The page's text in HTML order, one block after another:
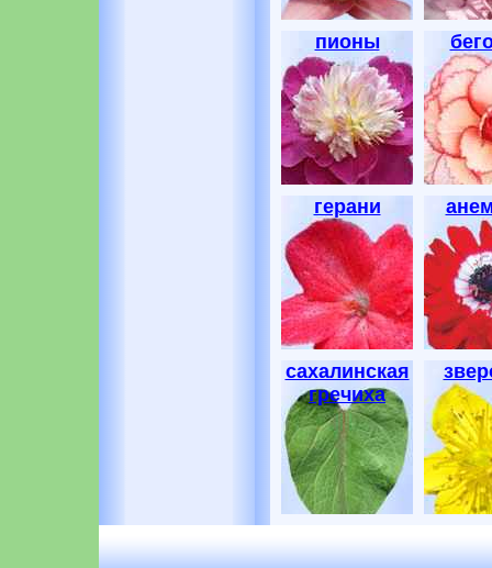
пионы
герани
сахалинская
гречиха